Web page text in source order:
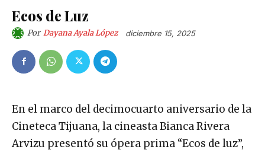
Ecos de Luz
Por Dayana Ayala López diciembre 15, 2025
En el marco del decimocuarto aniversario de la
Cineteca Tijuana, la cineasta Bianca Rivera
Arvizu presentó su ópera prima “Ecos de luz”,